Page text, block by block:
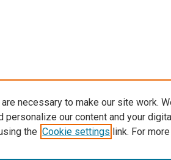
necessary to make our site work.
personalize our content and your
the Cookie settings link. For